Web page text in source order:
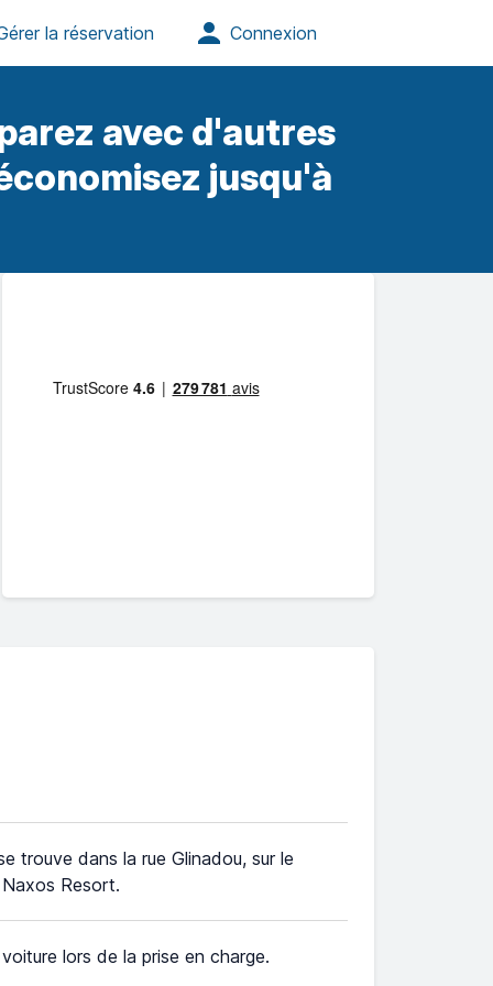
avec d'autres
jusqu'à
trouve dans la rue Glinadou, sur le
Resort.
lors de la prise en charge.